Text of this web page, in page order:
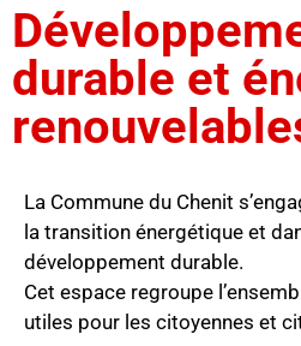
durable et
La Commune du Chenit
la transition énergétique et
développement durable.
Cet espace regroupe
utiles pour les citoyennes et